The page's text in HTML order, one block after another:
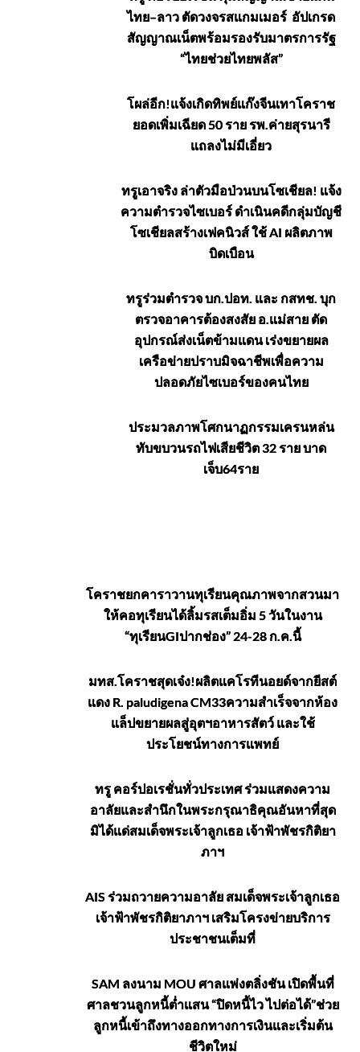
ไทย–ลาว ตัดวงจรสแกมเมอร์ อัปเกรด
สัญญาณเน็ตพร้อมรองรับมาตรการรัฐ
“ไทยช่วยไทยพลัส”
โผล่อีก!แจ้งเกิดทิพย์แก๊งจีนเทาโคราช
ยอดเพิ่มเฉียด 50 ราย รพ.ค่ายสุรนารี
แถลงไม่มีเอี่ยว
ทรูเอาจริง ล่าตัวมือป่วนบนโซเชียล! แจ้ง
ความตำรวจไซเบอร์ ดำเนินคดีกลุ่มบัญชี
โซเชียลสร้างเฟคนิวส์ ใช้ AI ผลิตภาพ
บิดเบือน
ทรูร่วมตำรวจ บก.ปอท. และ กสทช. บุก
ตรวจอาคารต้องสงสัย อ.แม่สาย ตัด
อุปกรณ์ส่งเน็ตข้ามแดน เร่งขยายผล
เครือข่ายปราบมิจฉาชีพเพื่อความ
ปลอดภัยไซเบอร์ของคนไทย
ประมวลภาพโศกนาฏกรรมเครนหล่น
ทับขบวนรถไฟเสียชีวิต 32 ราย บาด
เจ็บ64ราย
โคราชยกคาราวานทุเรียนคุณภาพจากสวนมา
ให้คอทุเรียนได้ลิ้มรสเต็มอิ่ม 5 วันในงาน
“ทุเรียนGIปากช่อง” 24-28 ก.ค.นี้
มทส.โคราชสุดเจ๋ง!ผลิตแคโรทีนอยด์จากยีสต์
แดง R. paludigena CM33ความสำเร็จจากห้อง
แล็ปขยายผลสู่อุตฯอาหารสัตว์ และใช้
ประโยชน์ทางการแพทย์
ทรู คอร์ปอเรชั่นทั่วประเทศ ร่วมแสดงความ
อาลัยและสำนึกในพระกรุณาธิคุณอันหาที่สุด
มิได้แด่สมเด็จพระเจ้าลูกเธอ เจ้าฟ้าพัชรกิติยา
ภาฯ
AIS ร่วมถวายความอาลัย สมเด็จพระเจ้าลูกเธอ
เจ้าฟ้าพัชรกิติยาภาฯ เสริมโครงข่ายบริการ
ประชาชนเต็มที่
SAM ลงนาม MOU ศาลแพ่งตลิ่งชัน เปิดพื้นที่
ศาลชวนลูกหนี้ต่ำแสน “ปิดหนี้ไว ไปต่อได้”ช่วย
ลูกหนี้เข้าถึงทางออกทางการเงินและเริ่มต้น
ชีวิตใหม่